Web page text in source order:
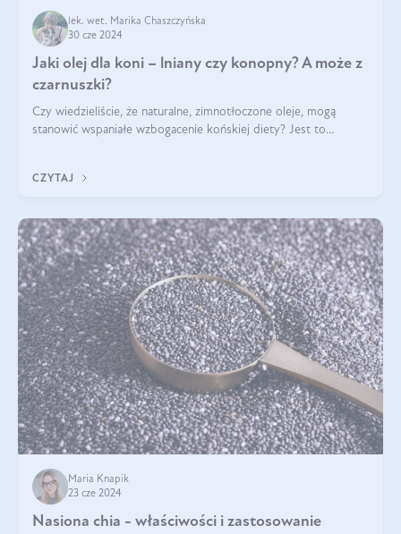
lek. wet. Marika Chaszczyńska
30 cze 2024
Jaki olej dla koni – lniany czy konopny? A może z
czarnuszki?
Czy wiedzieliście, że naturalne, zimnotłoczone oleje, mogą
stanowić wspaniałe wzbogacenie końskiej diety? Jest to
CZYTAJ
Maria Knapik
23 cze 2024
Nasiona chia - właściwości i zastosowanie